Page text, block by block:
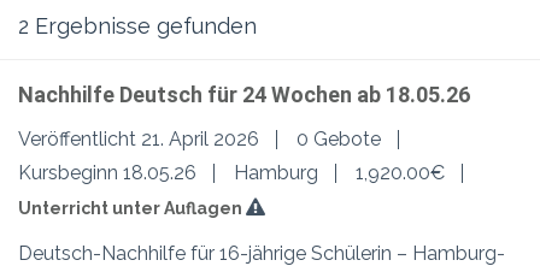
2 Ergebnisse gefunden
Nachhilfe Deutsch für 24 Wochen ab 18.05.26
Veröffentlicht 21. April 2026
0 Gebote
Kursbeginn 18.05.26
Hamburg 1,920.00€
Unterricht unter Auflagen
Deutsch-Nachhilfe für 16-jährige Schülerin – Hamburg-